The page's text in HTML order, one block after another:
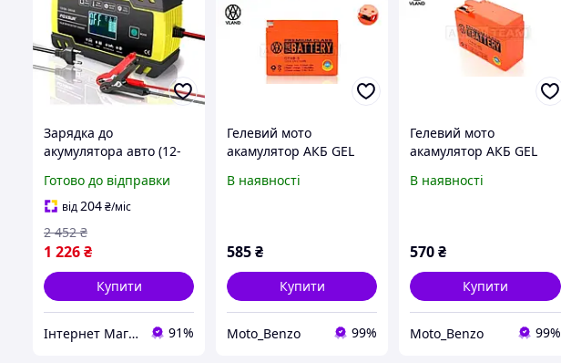
Зарядка до
акумулятора авто (12-
Зарядний пристрій для
гелевих мото
акумуляторів, MTS
Готово до відправки
від204₴/міс
1 226₴
2 452 ₴
Купити
Інтернет Магазин "StepShop" 91%
Гелевий мото
акамулятор АКБ GEL
115 40 90mm GT4B 5
В наявності
585₴
Купити
Moto_Benzo 99%
Гелевий мото
акамулятор АКБ GEL
85mm YTR4A BS
В наявності
570₴
Купити
Moto_Benzo 99%